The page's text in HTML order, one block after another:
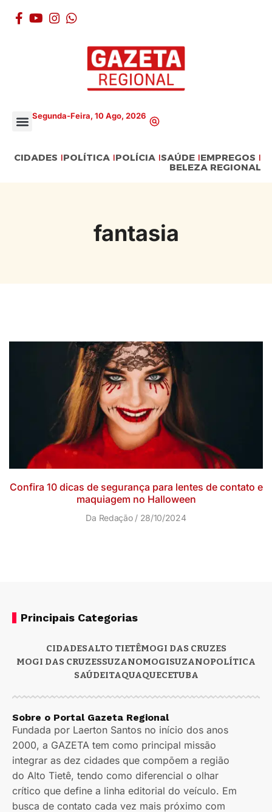
Segunda-Feira, 10 Ago, 2026
CIDADES POLÍTICA POLÍCIA SAÚDE EMPREGOS
BELEZA REGIONAL
fantasia
Confira 10 dicas de segurança para lentes de contato e
maquiagem no Halloween
Da Redação 28/10/2024
Principais Categorias
CIDADESALTO TIETÊMOGI DAS CRUZES
MOGI DAS CRUZESSUZANOMOGISUZANOPOLÍTICA
SAÚDEITAQUAQUECETUBA
Sobre o Portal Gazeta Regional
Fundada por Laerton Santos no início dos anos
2000, a GAZETA tem como principal missão
integrar as dez cidades que compõem a região
do Alto Tietê, tendo como diferencial o olhar
crítico que define a linha editorial do veículo. Em
busca de contato cada vez mais próximo com